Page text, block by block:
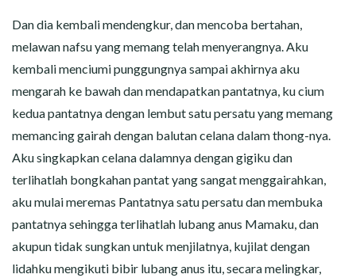
Dan dia kembali mendengkur, dan mencoba bertahan,
melawan nafsu yang memang telah menyerangnya. Aku
kembali menciumi punggungnya sampai akhirnya aku
mengarah ke bawah dan mendapatkan pantatnya, ku cium
kedua pantatnya dengan lembut satu persatu yang memang
memancing gairah dengan balutan celana dalam thong-nya.
Aku singkapkan celana dalamnya dengan gigiku dan
terlihatlah bongkahan pantat yang sangat menggairahkan,
aku mulai meremas Pantatnya satu persatu dan membuka
pantatnya sehingga terlihatlah lubang anus Mamaku, dan
akupun tidak sungkan untuk menjilatnya, kujilat dengan
lidahku mengikuti bibir lubang anus itu, secara melingkar,